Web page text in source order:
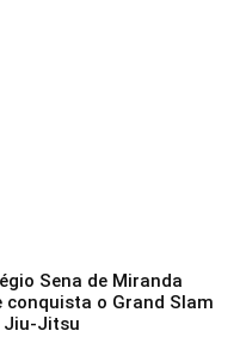
Sena de Miranda
o Grand Slam
Jiu-Jitsu